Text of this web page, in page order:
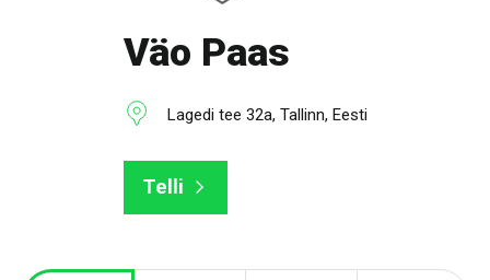
Väo Paas
Lagedi tee 32a, Tallinn, Eesti
Telli